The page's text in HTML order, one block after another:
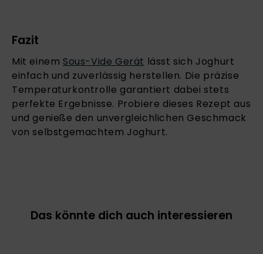
Fazit
Mit einem Sous-Vide Gerät lässt sich Joghurt
einfach und zuverlässig herstellen. Die präzise
Temperaturkontrolle garantiert dabei stets
perfekte Ergebnisse. Probiere dieses Rezept aus
und genieße den unvergleichlichen Geschmack
von selbstgemachtem Joghurt.
Das könnte dich auch interessieren